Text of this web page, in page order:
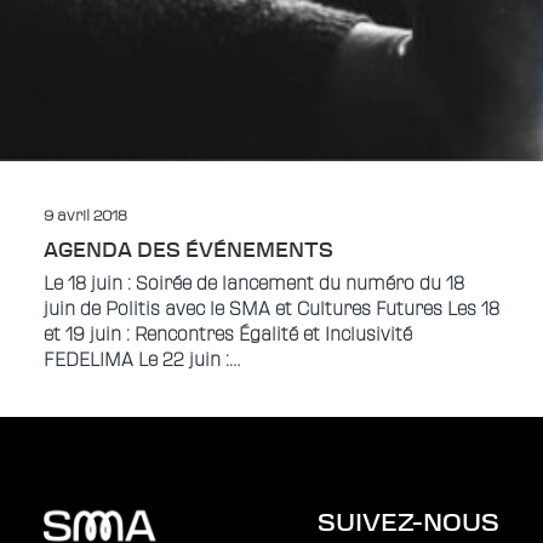
9 avril 2018
AGENDA DES ÉVÉNEMENTS
Le 18 juin : Soirée de lancement du numéro du 18
juin de Politis avec le SMA et Cultures Futures Les 18
et 19 juin : Rencontres Égalité et Inclusivité
FEDELIMA Le 22 juin :…
SUIVEZ-NOUS